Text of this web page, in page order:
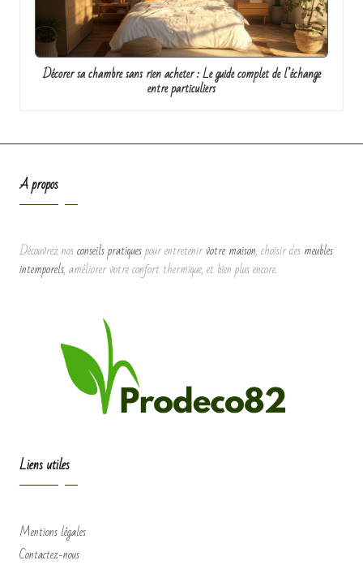
Décorer sa chambre sans rien acheter : Le guide complet de l’échange
entre particuliers
A propos
Découvrez nosconseils pratiquespour entretenirvotre maison, choisir desmeubles
intemporels, améliorer votre confort thermique, et bien plus encore.
Liens utiles
Mentions légales
Contactez-nous